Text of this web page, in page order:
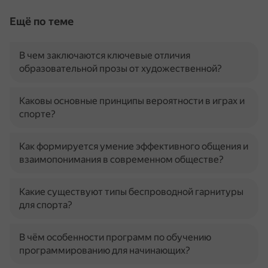
Ещё по теме
В чем заключаются ключевые отличия
образовательной прозы от художественной?
Каковы основные принципы вероятности в играх и
спорте?
Как формируется умение эффективного общения и
взаимопонимания в современном обществе?
Какие существуют типы беспроводной гарнитуры
для спорта?
В чём особенности программ по обучению
программированию для начинающих?